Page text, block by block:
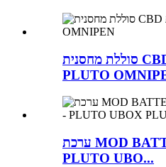
סוללת מחסנית CBD דיסקרטית MOD-
PLUTO
ערכת MOD BATTERY מחסנית CBD -
PLUTO UBO...